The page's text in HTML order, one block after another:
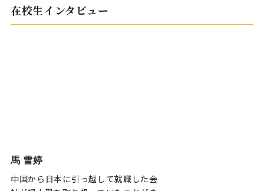
在校生インタビュー
馬 雪婷
中国から日本に引っ越して就職した会